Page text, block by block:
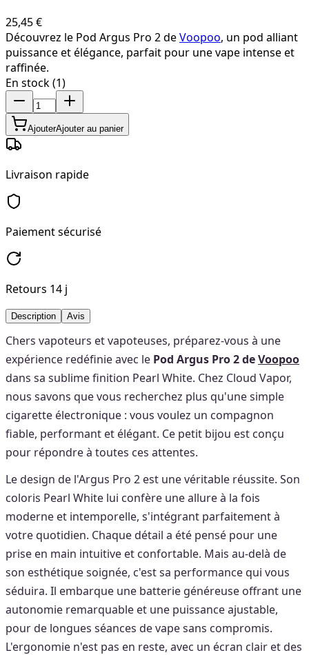
25,45 €
Découvrez le Pod Argus Pro 2 deVoopoo, un pod alliant
puissance et élégance, parfait pour une vape intense et
raffinée.
En stock (1)
AjouterAjouter au panier
Livraison rapide
Paiement sécurisé
Retours 14 j
Description Avis
Chers vapoteurs et vapoteuses, préparez-vous à une
expérience redéfinie avec le Pod Argus Pro 2 deVoopoo
dans sa sublime finition Pearl White. Chez Cloud Vapor,
nous savons que vous recherchez plus qu'une simple
cigarette électronique : vous voulez un compagnon
fiable, performant et élégant. Ce petit bijou est conçu
pour répondre à toutes ces attentes.
Le design de l'Argus Pro 2 est une véritable réussite. Son
coloris Pearl White lui confère une allure à la fois
moderne et intemporelle, s'intégrant parfaitement à
votre quotidien. Chaque détail a été pensé pour une
prise en main intuitive et confortable. Mais au-delà de
son esthétique soignée, c'est sa performance qui vous
séduira. Il embarque une batterie généreuse offrant une
autonomie remarquable et une puissance ajustable,
pour de longues séances de vape sans compromis.
L'ergonomie n'est pas en reste, avec un écran clair et des